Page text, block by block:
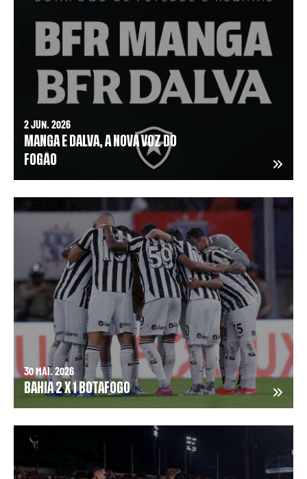
2 JUN. 2026
MANGA E DALVA, A NOVA VOZ DO
FOGÃO
30 MAI. 2026
BAHIA 2 X 1 BOTAFOGO